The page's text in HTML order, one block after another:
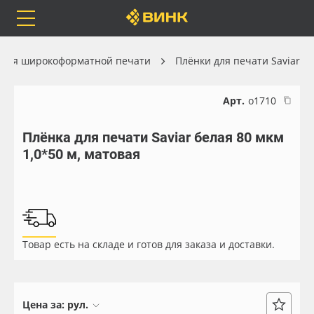
Каталог
Бренды
Доставка
Весь каталог
Самоклеящиеся плёнки
Листовые материалы
широкоформатной печати Плёнки для печати Saviar
Арт. о1710
Плёнка для печати Saviar белая 80 мкм
1,0*50 м, матовая
Товар есть на складе и готов для заказа и доставки.
Цена за: рул.